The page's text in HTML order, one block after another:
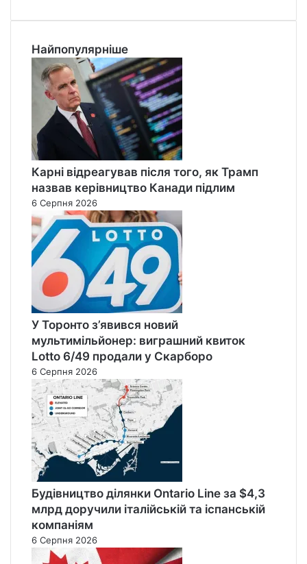
Найпопулярніше
Карні відреагував після того, як Трамп
назвав керівництво Канади підлим
6 Серпня 2026
У Торонто з’явився новий
мультимільйонер: виграшний квиток
Lotto 6/49 продали у Скарборо
6 Серпня 2026
Будівництво ділянки Ontario Line за $4,3
млрд доручили італійській та іспанській
компаніям
6 Серпня 2026